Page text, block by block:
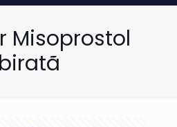
Misoprostol